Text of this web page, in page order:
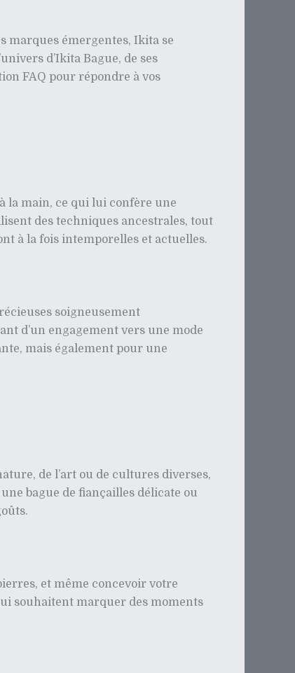
marques émergentes, Ikita se
d’Ikita Bague, de ses
FAQ pour répondre à vos
la main, ce qui lui confère une
des techniques ancestrales, tout
à la fois intemporelles et actuelles.
soigneusement
d’un engagement vers une mode
mais également pour une
de l’art ou de cultures diverses,
bague de fiançailles délicate ou
et même concevoir votre
souhaitent marquer des moments